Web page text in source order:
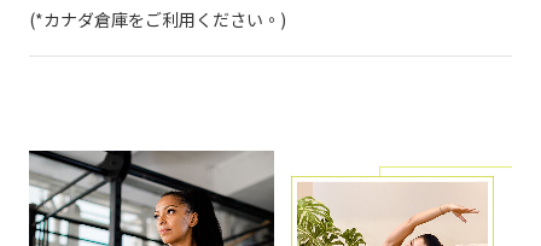
(*カナダ倉庫をご利用ください。)